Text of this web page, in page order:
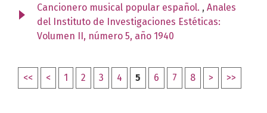
Cancionero musical popular español. , Anales
del Instituto de Investigaciones Estéticas:
Volumen II, número 5, año 1940
<< < 1 2 3 4 5 6 7 8 > >>